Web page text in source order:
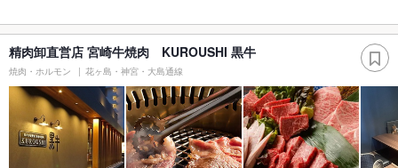
精肉卸直営店 宮崎牛焼肉 KUROUSHI 黒牛
焼肉・ホルモン 花ヶ島・神宮・大島通線